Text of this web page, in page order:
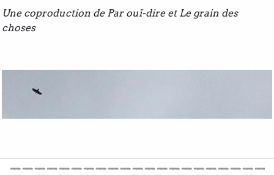
Une coproduction de Par ouï-dire et Le grain des
choses